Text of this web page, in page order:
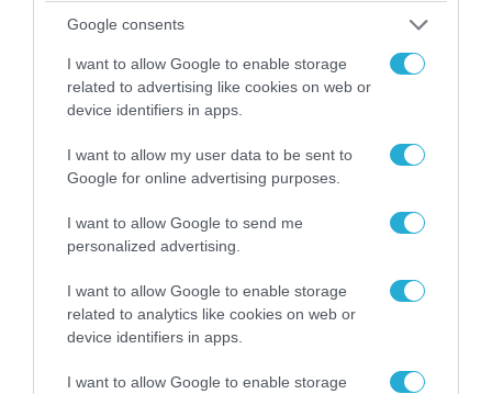
Google consents
I want to allow Google to enable storage
related to advertising like cookies on web or
device identifiers in apps.
I want to allow my user data to be sent to
Google for online advertising purposes.
I want to allow Google to send me
personalized advertising.
I want to allow Google to enable storage
related to analytics like cookies on web or
device identifiers in apps.
I want to allow Google to enable storage